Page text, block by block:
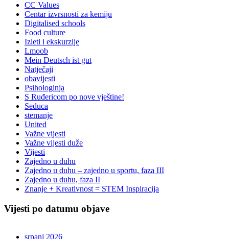
CC Values
Centar izvrsnosti za kemiju
Digitalised schools
Food culture
Izleti i ekskurzije
Lmoob
Mein Deutsch ist gut
Natječaji
obavijesti
Psihologinja
S Ruđericom po nove vještine!
Seduca
stemanje
United
Važne vijesti
Važne vijesti duže
Vijesti
Zajedno u duhu
Zajedno u duhu – zajedno u sportu, faza III
Zajedno u duhu, faza II
Znanje + Kreativnost = STEM Inspiracija
Vijesti po datumu objave
srpanj 2026